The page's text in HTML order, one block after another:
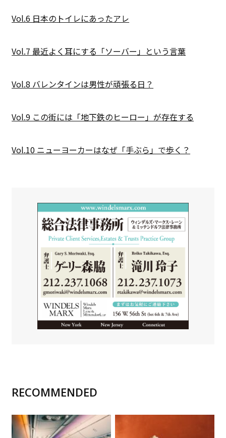
Vol.6 日本のトイレにあったアレ
Vol.7 最近よく耳にする「ソーバー」という言葉
Vol.8 バレンタインは男性が頑張る日？
Vol.9 この街には「地下鉄のヒーロー」が存在する
Vol.10 ニューヨーカーはなぜ「手ぶら」で歩く？
RECOMMENDED